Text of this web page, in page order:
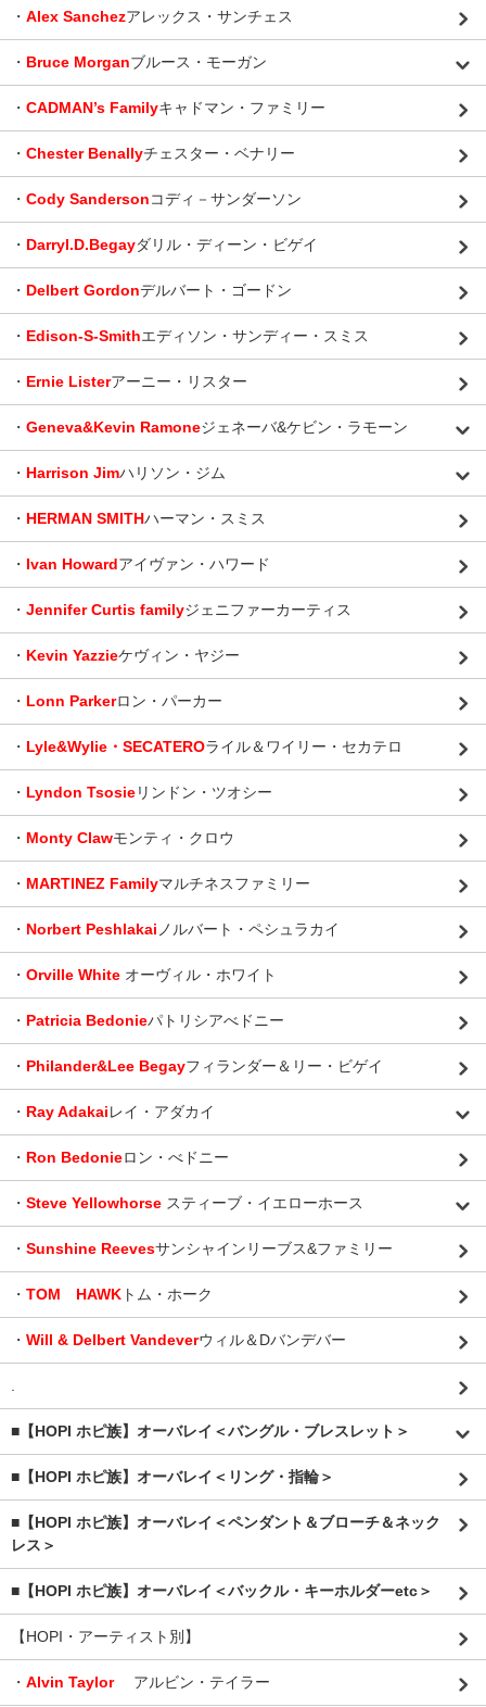
・ Alex Sanchezアレックス・サンチェス
・ Bruce Morganブルース・モーガン
・ CADMAN’s Familyキャドマン・ファミリー
・ Chester Benallyチェスター・ベナリー
・ Cody Sandersonコディ－サンダーソン
・ Darryl.D.Begayダリル・ディーン・ビゲイ
・ Delbert Gordonデルバート・ゴードン
・ Edison-S-Smithエディソン・サンディー・スミス
・ Ernie Listerアーニー・リスター
・ Geneva&Kevin Ramoneジェネーバ&ケビン・ラモーン
・ Harrison Jimハリソン・ジム
・ HERMAN SMITHハーマン・スミス
・ Ivan Howardアイヴァン・ハワード
・ Jennifer Curtis familyジェニファーカーティス
・ Kevin Yazzieケヴィン・ヤジー
・ Lonn Parkerロン・パーカー
・ Lyle&Wylie・SECATEROライル＆ワイリー・セカテロ
・ Lyndon Tsosieリンドン・ツオシー
・ Monty Clawモンティ・クロウ
・ MARTINEZ Familyマルチネスファミリー
・ Norbert Peshlakai ノルバート・ペシュラカイ
・ Orville White オーヴィル・ホワイト
・ Patricia Bedonieパトリシアべドニー
・ Philander&Lee Begayフィランダー＆リー・ビゲイ
・ Ray Adakaiレイ・アダカイ
・ Ron Bedonieロン・べドニー
・ Steve Yellowhorse スティーブ・イエローホース
・ Sunshine Reevesサンシャインリーブス&ファミリー
・ TOM HAWK トム・ホーク
・ Will & Delbert Vandeverウィル＆Dバンデバー
■【HOPI ホピ族】オーバレイ＜バングル・ブレスレット＞
■【HOPI ホピ族】オーバレイ＜リング・指輪＞
■【HOPI ホピ族】オーバレイ＜ペンダント＆ブローチ＆ネック
レス＞
■【HOPI ホピ族】オーバレイ＜バックル・キーホルダーetc＞
【HOPI・アーティスト別】
・ Alvin Taylor アルビン・テイラー